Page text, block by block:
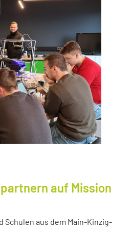
auf Mission
aus dem Main-Kinzig-